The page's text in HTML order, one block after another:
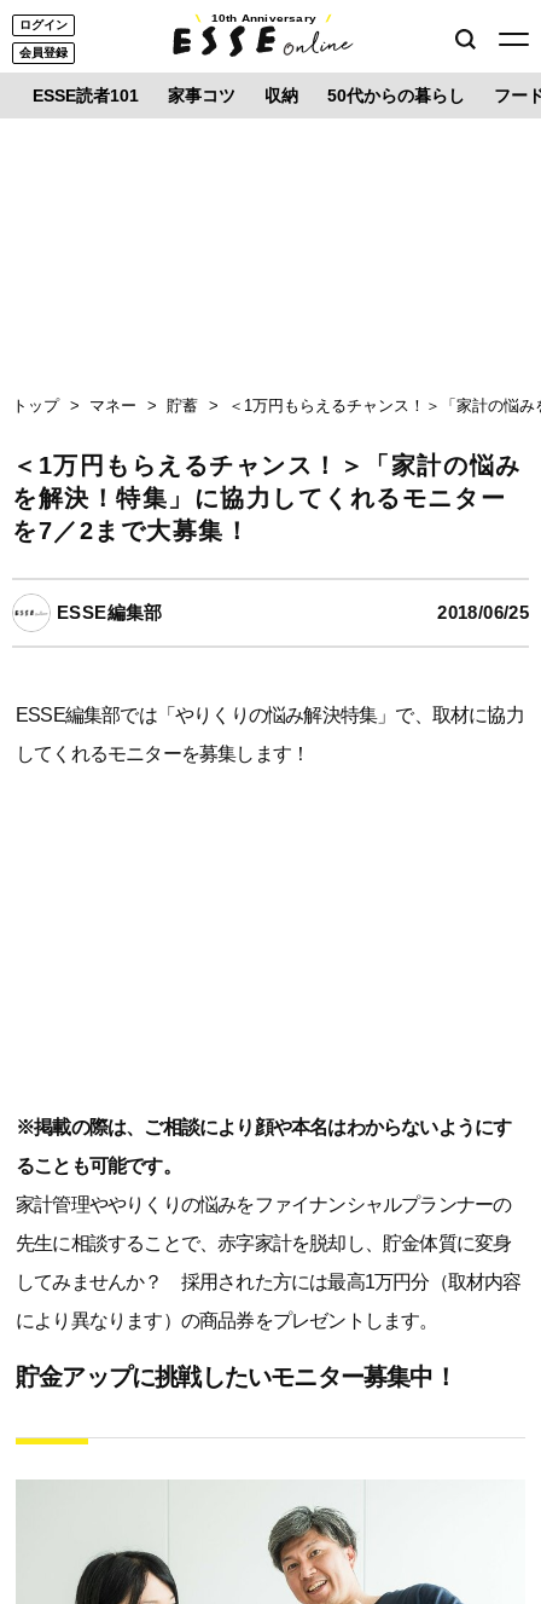
ログイン
会員登録
10th Anniversary
ESSE読者101 家事コツ 収納 50代からの暮らし フー
トップ マネー 貯蓄 ＜1万円もらえるチャンス！＞「家計の悩
＜1万円もらえるチャンス！＞「家計の悩み
を解決！特集」に協力してくれるモニター
を7／2まで大募集！
ESSE編集部 2018/06/25
ESSE編集部では「やりくりの悩み解決特集」で、取材に協力
してくれるモニターを募集します！
※掲載の際は、ご相談により顔や本名はわからないようにす
ることも可能です。
家計管理ややりくりの悩みをファイナンシャルプランナーの
先生に相談することで、赤字家計を脱却し、貯金体質に変身
してみませんか？ 採用された方には最高1万円分（取材内容
により異なります）の商品券をプレゼントします。
貯金アップに挑戦したいモニター募集中！